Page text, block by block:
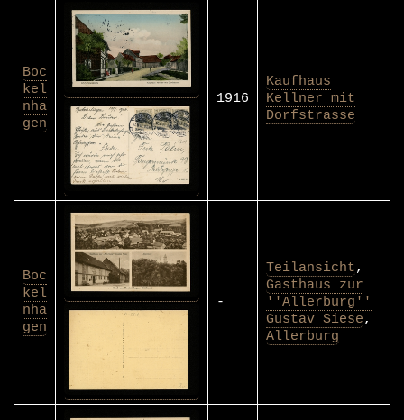
Boc
kel
nha
gen
1916
Kaufhaus
Kellner mit
Dorfstrasse
Boc
kel
nha
gen
-
Teilansicht,
Gasthaus zur
''Allerburg''
Gustav Siese,
Allerburg